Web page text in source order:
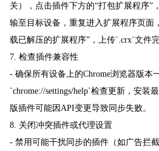
关），点击插件下方的“打包扩展程序”
输至目标设备，重复进入扩展程序页面
载已解压的扩展程序”，上传`.crx`文件完
7. 检查插件兼容性
- 确保所有设备上的Chrome浏览器版本
`chrome://settings/help`检查更新，安装
版插件可能因API变更导致同步失败。
8. 关闭冲突插件或代理设置
- 禁用可能干扰同步的插件（如广告拦